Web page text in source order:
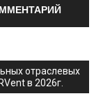
отраслевых
в 2026г.